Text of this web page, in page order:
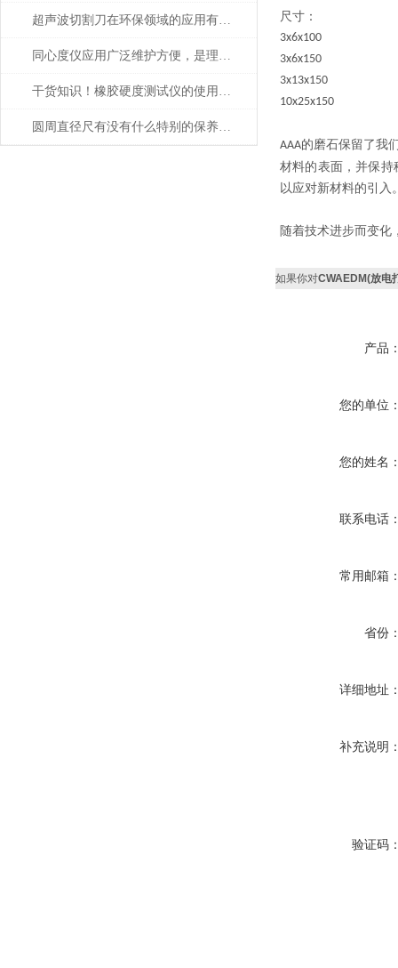
超声波切割刀在环保领域的应用有哪些
同心度仪应用广泛维护方便，是理想中的专用测量工具
干货知识！橡胶硬度测试仪的使用说明
圆周直径尺有没有什么特别的保养方法？
尺寸：
3x6x100
3x6x150
3x13x150
10x25x150
AAA的磨石保留了我
材料的表面，并保持
以应对新材料的引入
随着技术进步而变化
如果你对CWAEDM(放电
产品
您的单位
您的姓名
联系电话
常用邮箱
省份
详细地址
补充说明
验证码